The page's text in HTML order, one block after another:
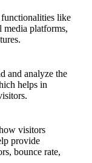
like
media platforms,
and analyze the
helps in
visitors
provide
bounce rate,